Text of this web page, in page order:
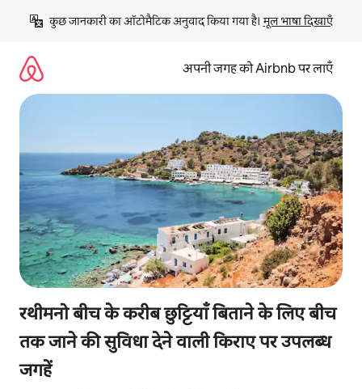
छोड़कर
कॉन्टेंट
कुछ जानकारी का ऑटोमैटिक अनुवाद किया गया है। मूल भाषा दिखाएँ
अपनी जगह को Airbnb पर लाएँ
रथीमनो बीच के करीब छुट्टियाँ बिताने के लिए बीच
तक जाने की सुविधा देने वाली किराए पर उपलब्ध
जगहें